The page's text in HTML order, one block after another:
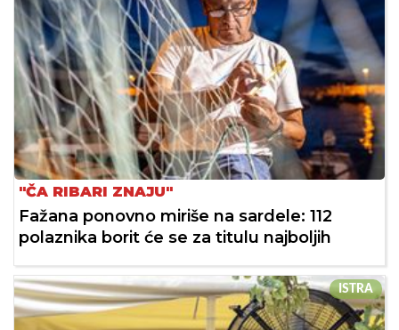
"ČA RIBARI ZNAJU"
Fažana ponovno miriše na sardele: 112
polaznika borit će se za titulu najboljih
ISTRA